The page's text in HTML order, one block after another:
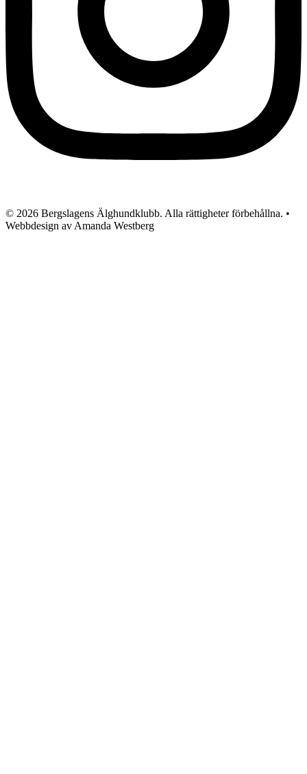
© 2026 Bergslagens Älghundklubb. Alla rättigheter förbehållna. •
Webbdesign av Amanda Westberg